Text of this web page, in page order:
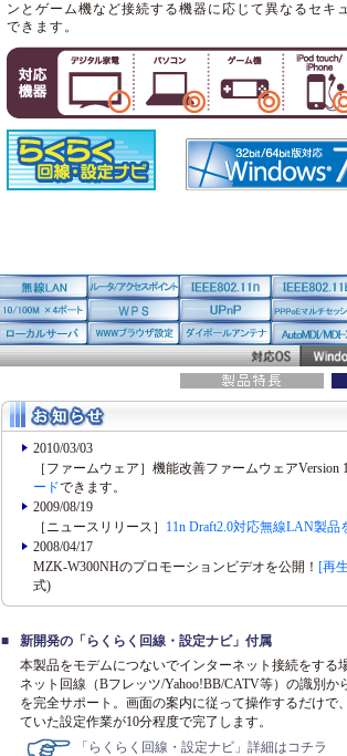
ンとゲーム機など接続する機器に応じて異なるセキ
できます。
2010/03/03
［ファームウェア］機能改善ファームウェアVersion
ードできます。
2009/08/19
［ニュースリリース］ 11n Draft2.0対応無線LAN製
2008/04/17
MZK-W300NHのプロモーションビデオを公開！ [再
式)
■
新開発の「らくらく回線・設定ナビ」付属
本製品をモデムにつないでインターネット接続をする
ネット回線（Bフレッツ/Yahoo!BB/CATV等）の識別か
を完全サポート。画面の案内に従って操作するだけで
ていた設定作業が10分程度で完了します。
「らくらく回線・設定ナビ」詳細はコチラ